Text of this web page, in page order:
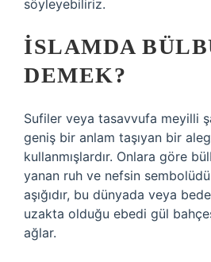
söyleyebiliriz.
İSLAMDA
DEMEK?
Sufiler veya tasavvufa meyilli
geniş bir anlam taşıyan bir
kullanmışlardır. Onlara göre
yanan ruh ve nefsin
aşığıdır, bu dünyada veya
uzakta olduğu ebedi gül
ağlar.